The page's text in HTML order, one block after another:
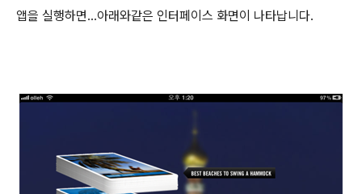
앱을 실행하면...아래와같은 인터페이스 화면이 나타납니다.